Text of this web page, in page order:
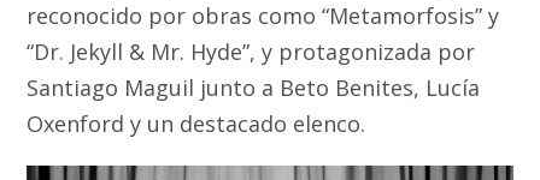
reconocido por obras como “Metamorfosis” y
“Dr. Jekyll & Mr. Hyde”, y protagonizada por
Santiago Maguil junto a Beto Benites, Lucía
Oxenford y un destacado elenco.